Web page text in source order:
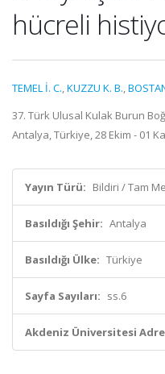
hücreli
TEMEL İ. C.,KUZZU K. B.,
37. Türk Ulusal Kulak Burun
Antalya, Türkiye, 28 Ekim - 01
Yayın Türü: Bildiri / Tam
Basıldığı Şehir: Antalya
Basıldığı Ülke: Türkiye
Sayfa Sayıları: ss.6
Akdeniz Üniversitesi